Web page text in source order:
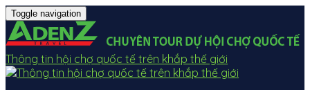
Toggle navigation
Thông tin hội chợ quốc tế trên khắp thế giới